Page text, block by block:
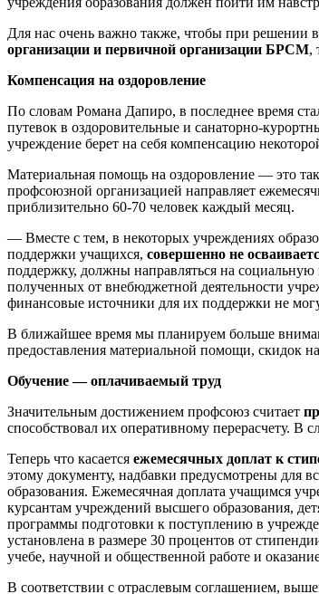
Для нас очень важно также, чтобы при решении
организации и первичной организации БРСМ,
Компенсация на оздоровление
По словам Романа Дапиро, в последнее время
путевок в оздоровительные и санаторно-
учреждение берет на себя компенсацию
Материальная помощь на оздоровление — это
профсоюзной организацией направляет
приблизительно 60-70 человек каждый месяц.
— Вместе с тем, в некоторых учреждениях
поддержки учащихся, совершенно не
поддержку, должны направляться на
полученных от внебюджетной деятельности
финансовые источники для их поддержки не
В ближайшее время мы планируем больше
предоставления материальной помощи, скидок
Обучение — оплачиваемый труд
Значительным достижением профсоюз считает
способствовал их оперативному перерасчету. В
Теперь что касается ежемесячных доплат к
этому документу, надбавки предусмотрены для
образования. Ежемесячная доплата учащимся
курсантам учреждений высшего образования,
программы подготовки к поступлению в
установлена в размере 30 процентов от
учебе, научной и общественной работе и
В соответствии с отраслевым соглашением,